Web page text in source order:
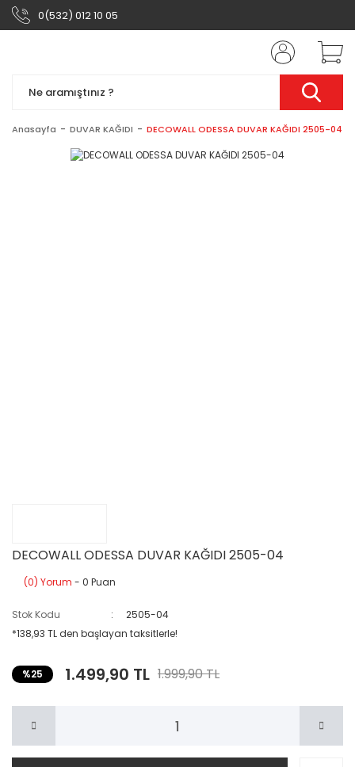
0(532) 012 10 05
Anasayfa DUVAR KAĞIDI DECOWALL ODESSA DUVAR KAĞIDI 2505-04
DECOWALL ODESSA DUVAR KAĞIDI 2505-04
(0) Yorum - 0 Puan
Stok Kodu
2505-04
*138,93 TL den başlayan taksitlerle!
%25 1.499,90 TL 1.999,90 TL